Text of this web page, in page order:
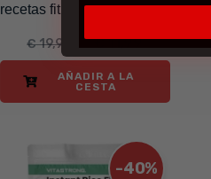
recetas fit
€ 19,99 € 11,99
AÑADIR A LA
CESTA
-40%